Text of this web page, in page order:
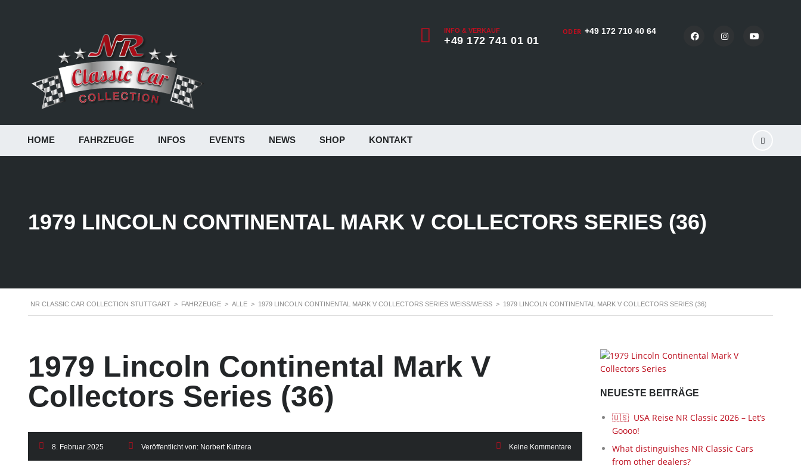
ODER +49 172 710 40 64
INFO & VERKAUF
+49 172 741 01 01
HOME FAHRZEUGE INFOS EVENTS NEWS SHOP KONTAKT
1979 LINCOLN CONTINENTAL MARK V COLLECTORS SERIES (36)
NR CLASSIC CAR COLLECTION STUTTGART > FAHRZEUGE > ALLE > 1979 LINCOLN CONTINENTAL MARK V COLLECTORS SERIES WEISS/WEISS > 1979 LINCOLN CONTINENTAL MARK V COLLECTORS SERIES (36)
1979 Lincoln Continental Mark V
Collectors Series (36)
8. Februar 2025 Veröffentlicht von: Norbert Kutzera Keine Kommentare
NEUESTE BEITRÄGE
🇺🇸 USA Reise NR Classic 2026 – Let’s
Goooo!
What distinguishes NR Classic Cars
from other dealers?